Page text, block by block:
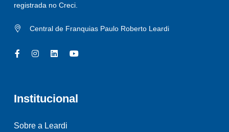
registrada no Creci.
Central de Franquias Paulo Roberto Leardi
Institucional
Sobre a Leardi